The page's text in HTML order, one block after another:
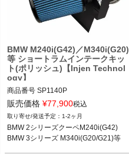
BMW M240i(G42)／M340i(G20)
等 ショートラムインテークキッ
ト(ポリッシュ)【Injen Technol
ogy】
商品番号 SP1140P
SP1140P
2T14：injSP1140P
販売価格 ¥77,900税込
1-2ヶ月
BMW 2シリーズクーペM240i(G42)
BMW 3シリーズ M340i(G20/G21)等